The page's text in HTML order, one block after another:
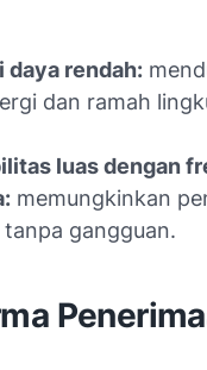
daya rendah:
dan ramah
luas dengan
memungkinkan
tanpa gangguan.